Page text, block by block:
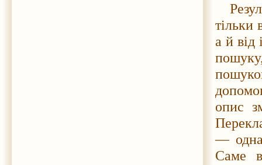
тільки
а й від
опис
— одна
Саме